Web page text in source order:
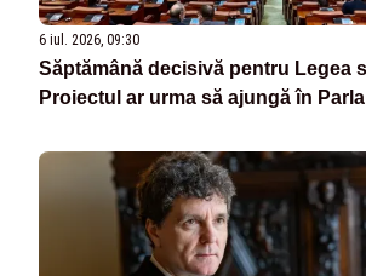
6 iul. 2026, 09:30
Săptămână decisivă pentru Legea
Proiectul ar urma să ajungă în